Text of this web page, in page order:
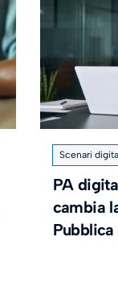
Scenari
PA
cambia